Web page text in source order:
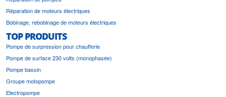
Réparation de moteurs électriques
Bobinage, rebobinage de moteurs électriques
TOP PRODUITS
Pompe de surpression pour chaufferie
Pompe de surface 230 volts (monophasée)
Pompe bassin
Groupe motopompe
Electropompe